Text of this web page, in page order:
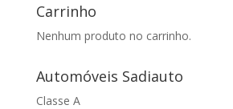
Carrinho
Nenhum produto no carrinho.
Automóveis Sadiauto
Classe A